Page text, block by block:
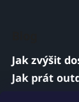
Jak zvýšit
Jak prát